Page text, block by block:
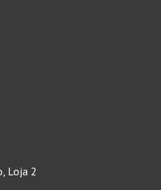
Loja 2